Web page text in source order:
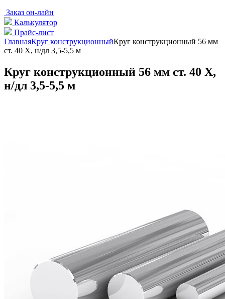
Заказ он-лайн
Калькулятор
Прайс-лист
ГлавнаяКруг конструкционныйКруг конструкционный 56 мм
ст. 40 Х, н/дл 3,5-5,5 м
Круг конструкционный 56 мм ст. 40 Х,
н/дл 3,5-5,5 м